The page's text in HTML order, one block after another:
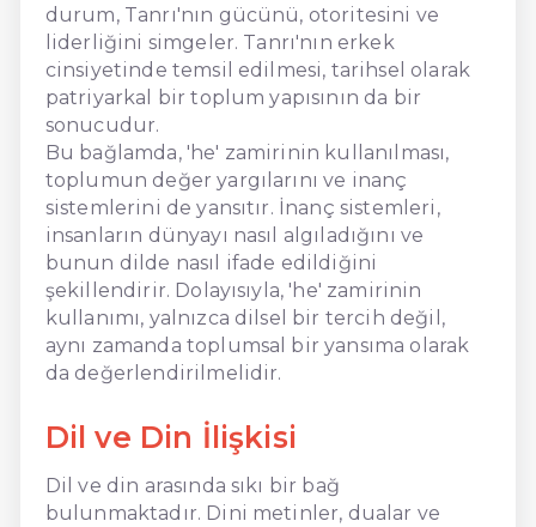
durum, Tanrı'nın gücünü, otoritesini ve
liderliğini simgeler. Tanrı'nın erkek
cinsiyetinde temsil edilmesi, tarihsel olarak
patriyarkal bir toplum yapısının da bir
sonucudur.
Bu bağlamda, 'he' zamirinin kullanılması,
toplumun değer yargılarını ve inanç
sistemlerini de yansıtır. İnanç sistemleri,
insanların dünyayı nasıl algıladığını ve
bunun dilde nasıl ifade edildiğini
şekillendirir. Dolayısıyla, 'he' zamirinin
kullanımı, yalnızca dilsel bir tercih değil,
aynı zamanda toplumsal bir yansıma olarak
da değerlendirilmelidir.
Dil ve Din İlişkisi
Dil ve din arasında sıkı bir bağ
bulunmaktadır. Dini metinler, dualar ve